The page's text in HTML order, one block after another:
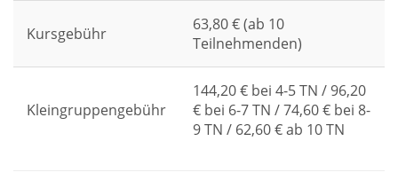
Kursgebühr
63,80 € (ab 10
Teilnehmenden)
Kleingruppengebühr
144,20 € bei 4-5 TN / 96,20
€ bei 6-7 TN / 74,60 € bei 8-
9 TN / 62,60 € ab 10 TN